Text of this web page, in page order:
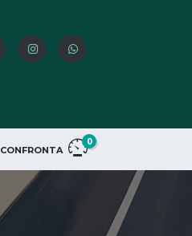
CONFRONTA
0